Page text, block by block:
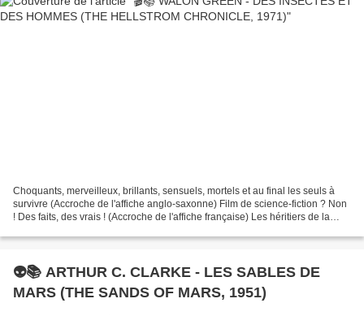
Choquants, merveilleux, brillants, sensuels, mortels et au final les seuls à
survivre (Accroche de l'affiche anglo-saxonne) Film de science-fiction ? Non
! Des faits, des vrais ! (Accroche de l'affiche française) Les héritiers de la
👽📚 ARTHUR C. CLARKE - LES SABLES DE
MARS (THE SANDS OF MARS, 1951)